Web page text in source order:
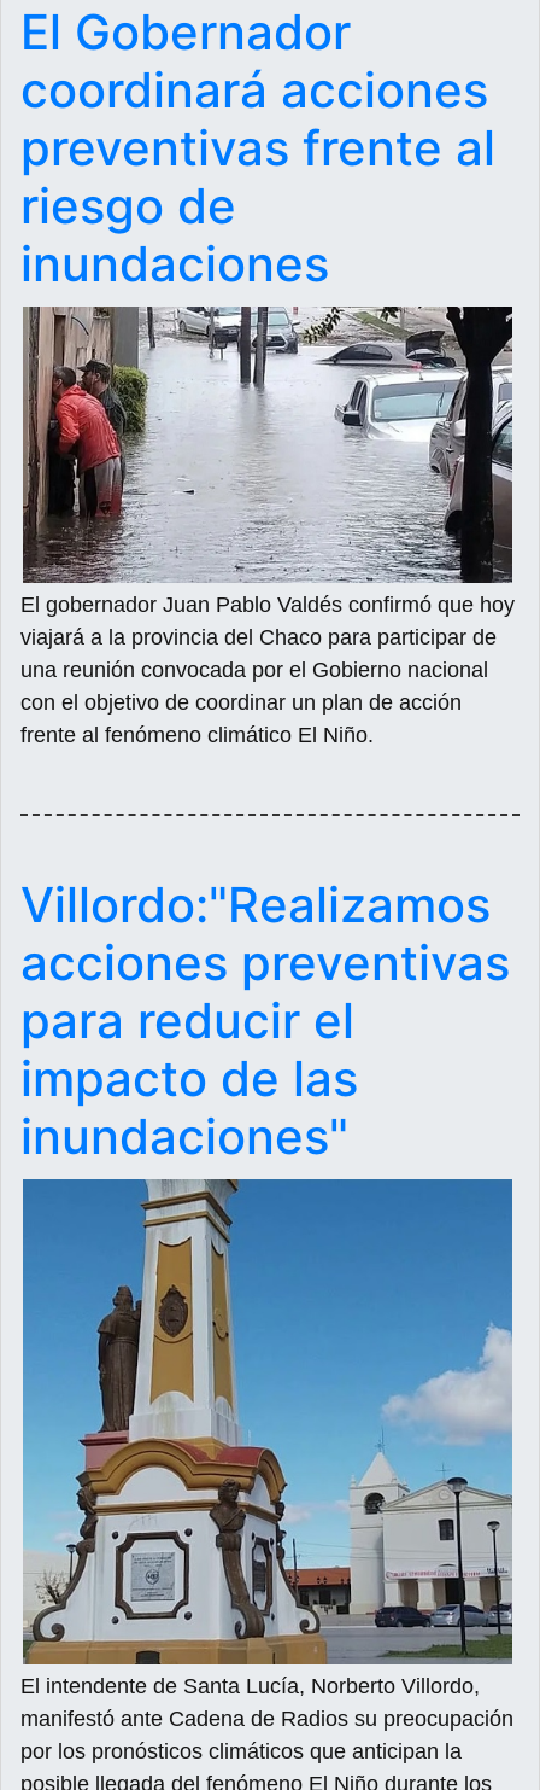
El Gobernador
coordinará acciones
preventivas frente al
riesgo de
inundaciones
El gobernador Juan Pablo Valdés confirmó que hoy
viajará a la provincia del Chaco para participar de
una reunión convocada por el Gobierno nacional
con el objetivo de coordinar un plan de acción
frente al fenómeno climático El Niño.
Villordo:"Realizamos
acciones preventivas
para reducir el
impacto de las
inundaciones"
El intendente de Santa Lucía, Norberto Villordo,
manifestó ante Cadena de Radios su preocupación
por los pronósticos climáticos que anticipan la
posible llegada del fenómeno El Niño durante los